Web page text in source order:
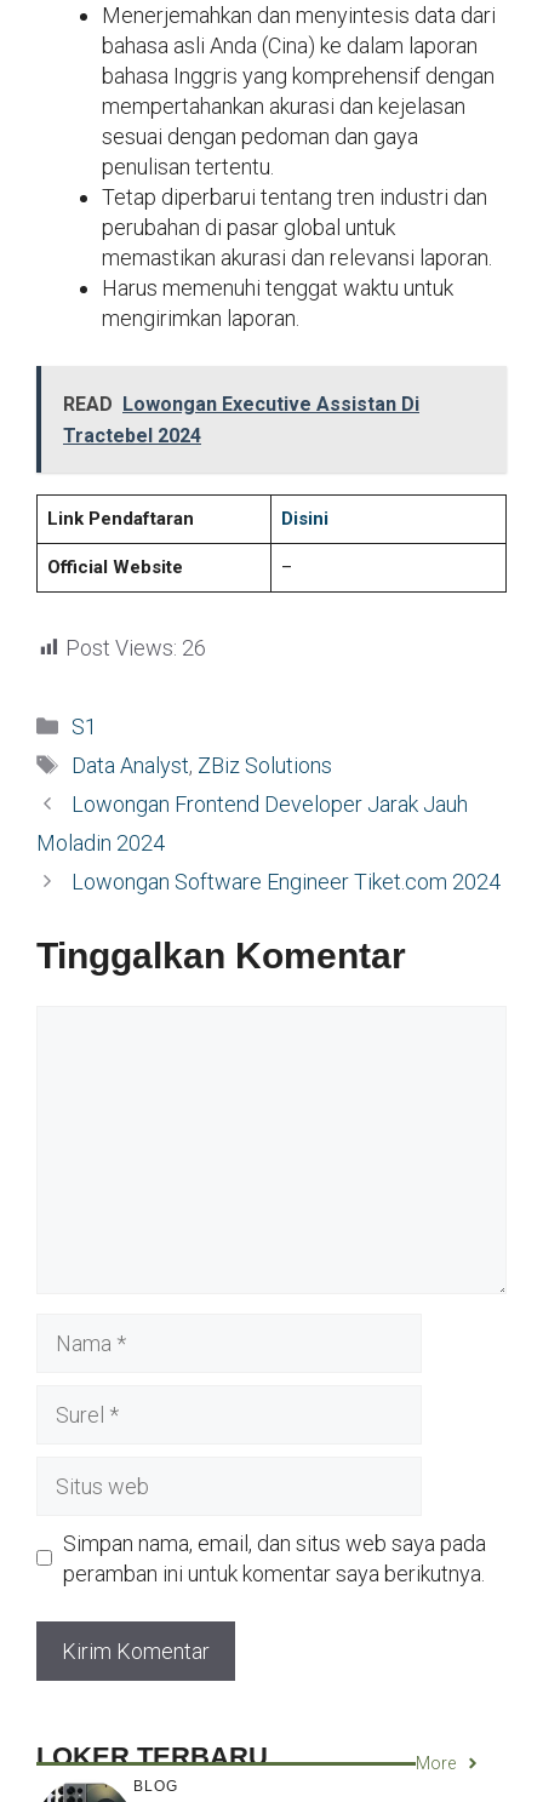
Menerjemahkan dan menyintesis data dari
bahasa asli Anda (Cina) ke dalam laporan
bahasa Inggris yang komprehensif dengan
mempertahankan akurasi dan kejelasan
sesuai dengan pedoman dan gaya
penulisan tertentu.
Tetap diperbarui tentang tren industri dan
perubahan di pasar global untuk
memastikan akurasi dan relevansi laporan.
Harus memenuhi tenggat waktu untuk
mengirimkan laporan.
READ
Lowongan Executive Assistan Di
Tractebel 2024
Link Pendaftaran Disini
Official Website –
Post Views: 26
Kategori
S1
Tag
Data Analyst, ZBiz Solutions
Lowongan Frontend Developer Jarak Jauh
Moladin 2024
Lowongan Software Engineer Tiket.com 2024
Tinggalkan Komentar
web
Simpan nama, email, dan situs web saya pada
peramban ini untuk komentar saya berikutnya.
LOKER TERBARU More
BLOG